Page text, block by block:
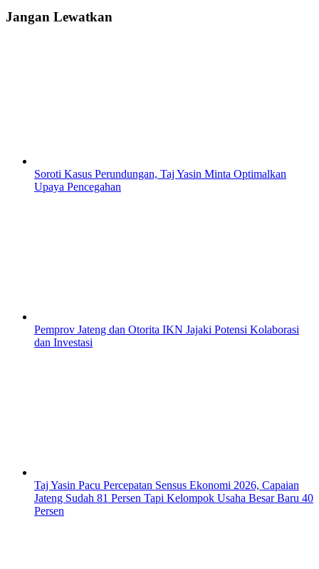
Jangan Lewatkan
Soroti Kasus Perundungan, Taj Yasin Minta Optimalkan
Upaya Pencegahan
Pemprov Jateng dan Otorita IKN Jajaki Potensi Kolaborasi
dan Investasi
Taj Yasin Pacu Percepatan Sensus Ekonomi 2026, Capaian
Jateng Sudah 81 Persen Tapi Kelompok Usaha Besar Baru 40
Persen